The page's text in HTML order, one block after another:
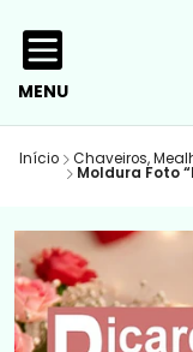
MENU
Início Chaveiros,
Moldura Foto